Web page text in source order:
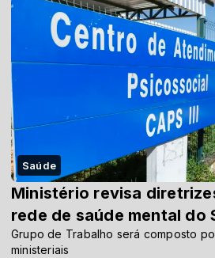
Saúde
Ministério revisa
rede de saúde mental do
Grupo de Trabalho será composto
ministeriais